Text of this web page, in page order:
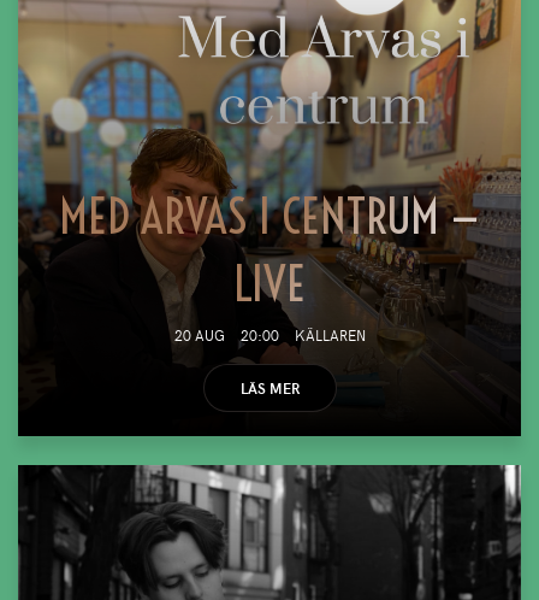
MED ARVAS I CENTRUM —
LIVE
20 AUG 20:00 KÄLLAREN
LÄS MER